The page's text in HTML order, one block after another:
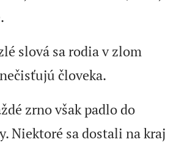
slová sa rodia v zlom
človeka.
zrno však padlo do
Niektoré sa dostali na kraj